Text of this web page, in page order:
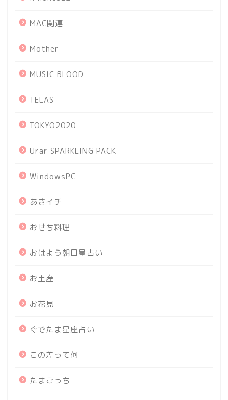
MAC関連
Mother
MUSIC BLOOD
TELAS
TOKYO2020
Urar SPARKLING PACK
WindowsPC
あさイチ
おせち料理
おはよう朝日星占い
お土産
お花見
ぐでたま星座占い
この差って何
たまごっち